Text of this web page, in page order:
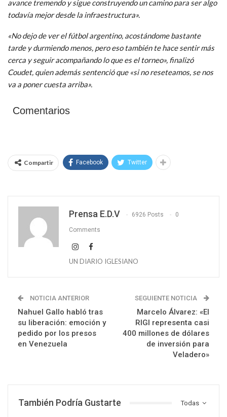
avance tremendo y sigue construyendo un camino para ser algo
todavía mejor desde la infraestructura».
«No dejo de ver el fútbol argentino, acostándome bastante
tarde y durmiendo menos, pero eso también te hace sentir más
cerca y seguir acompañando lo que es el torneo», finalizó
Coudet, quien además sentenció que «si no reseteamos, se nos
va a poner cuesta arriba».
Comentarios
Compartir Facebook Twitter
Prensa E.D.V 6926 Posts 0
Comments
UN DIARIO IGLESIANO
NOTICIA ANTERIOR
Nahuel Gallo habló tras
su liberación: emoción y
pedido por los presos
en Venezuela
SEGUIENTE NOTICIA
Marcelo Álvarez: «El
RIGI representa casi
400 millones de dólares
de inversión para
Veladero»
Todas
También Podría Gustarte